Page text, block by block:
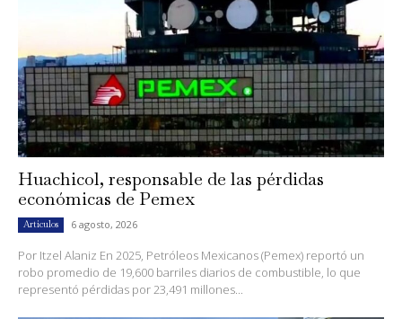
Huachicol, responsable de las pérdidas
económicas de Pemex
Artículos 6 agosto, 2026
Por Itzel Alaniz En 2025, Petróleos Mexicanos (Pemex) reportó un
robo promedio de 19,600 barriles diarios de combustible, lo que
representó pérdidas por 23,491 millones...